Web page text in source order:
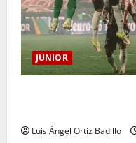
JUNIOR
Luis Ángel Ortiz Badillo